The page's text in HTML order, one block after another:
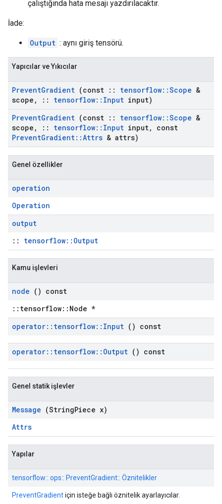
çalıştığında hata mesajı yazdırılacaktır.
İade:
Output : aynı giriş tensörü.
Yapıcılar ve Yıkıcılar
PreventGradient (const :: tensorflow::Scope &
scope , :: tensorflow:: Input input)
PreventGradient (const :: tensorflow::Scope &
scope , :: tensorflow:: Input input,
const
PreventGradient::Attrs & attrs)
Genel özellikler
operation
Operation
output
:: tensorflow::Output
Kamu işlevleri
node () const
::tensorflow::Node *
operator:: tensorflow:: Input () const
operator:: tensorflow:: Output () const
Genel statik işlevler
Message (StringPiece x)
Attrs
Yapılar
tensorflow:: ops:: PreventGradient:: Öznitelikler
PreventGradientiçin isteğe bağlı öznitelik ayarlayıcılar.